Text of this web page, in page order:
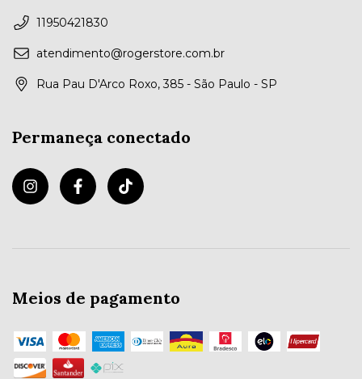
11950421830
atendimento@rogerstore.com.br
Rua Pau D'Arco Roxo, 385 - São Paulo - SP
Permaneça conectado
Meios de pagamento